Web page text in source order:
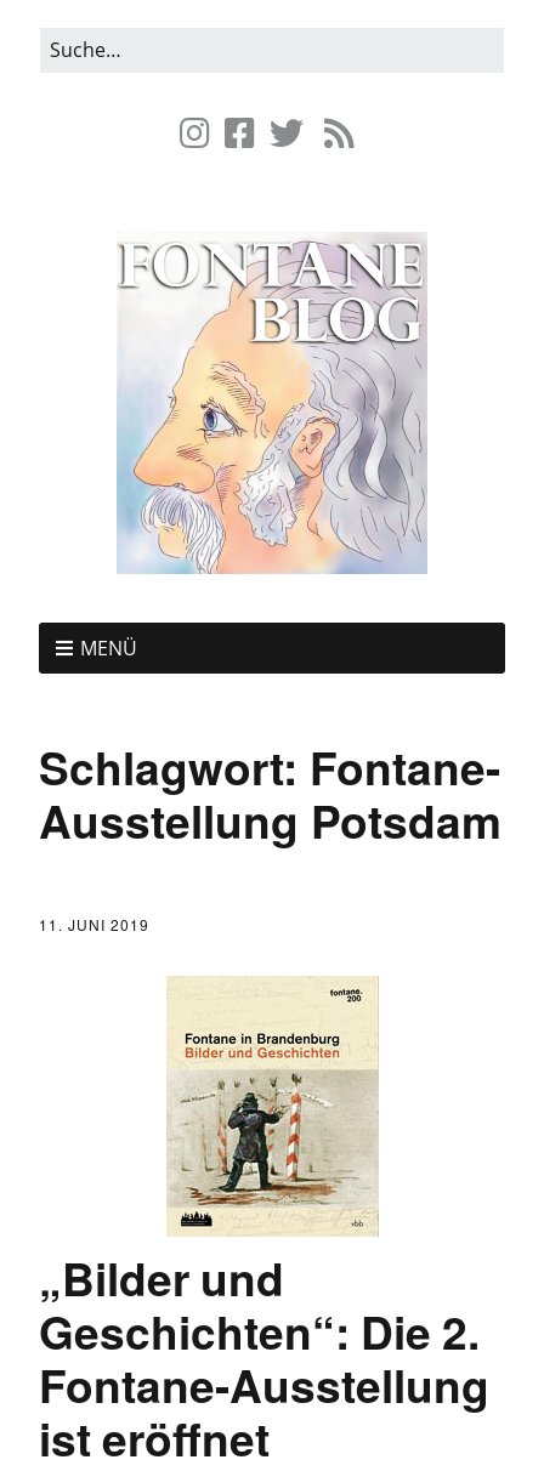
MENÜ
Schlagwort: Fontane-
Ausstellung Potsdam
11. JUNI 2019
„Bilder und
Geschichten“: Die 2.
Fontane-Ausstellung
ist eröffnet